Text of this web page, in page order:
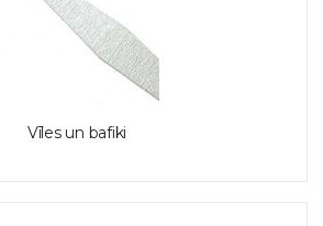
Vīles un bafiki